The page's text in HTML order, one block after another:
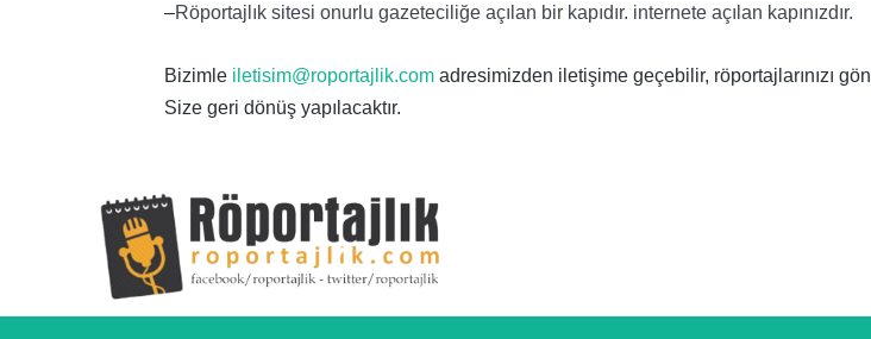
–Röportajlık sitesi onurlu gazeteciliğe açılan bir kapıdır. internete açılan kapınızdır.
Bizimle iletisim@roportajlik.com adresimizden iletişime geçebilir, röportajlarınızı
Size geri dönüş yapılacaktır.